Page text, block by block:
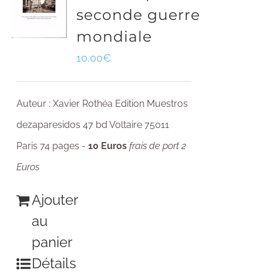
seconde guerre
mondiale
10,00€
Auteur : Xavier Rothéa Edition Muestros
dezaparesidos 47 bd Voltaire 75011
Paris 74 pages -10 Euros frais de port 2
Euros
Ajouter
au
panier
Détails